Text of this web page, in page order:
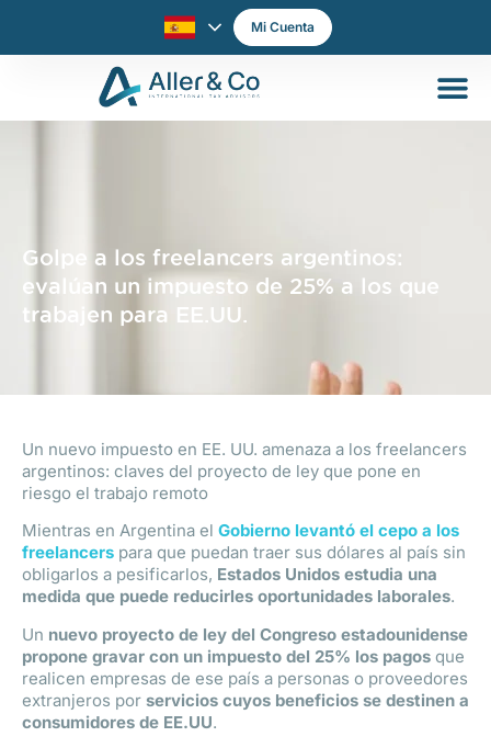
Mi Cuenta
Golpe a los freelancers argentinos:
evalúan un impuesto de 25% a los que
trabajen para EE.UU.
Un nuevo impuesto en EE. UU. amenaza a los freelancers
argentinos: claves del proyecto de ley que pone en
riesgo el trabajo remoto
Mientras en Argentina el Gobierno levantó el cepo a los
freelancers para que puedan traer sus dólares al país sin
obligarlos a pesificarlos, Estados Unidos estudia una
medida que puede reducirles oportunidades laborales.
Un nuevo proyecto de ley del Congreso estadounidense
propone gravar con un impuesto del 25% los pagos que
realicen empresas de ese país a personas o proveedores
extranjeros por servicios cuyos beneficios se destinen a
consumidores de EE.UU.